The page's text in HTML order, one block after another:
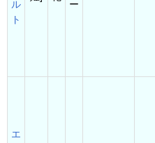
ル
ト
ー
エ